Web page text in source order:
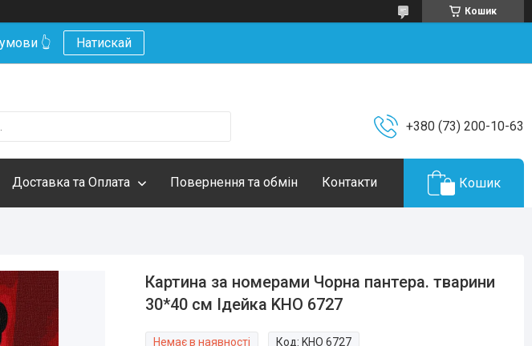
Кошик
👆 Натискай
+380 (73) 200-10-63
Доставка та Оплата Повернення та обмін Контакти Кошик
Картина за номерами Чорна пантера. тварини
30*40 см Ідейка KHO 6727
Немає в наявності Код: KHO 6727